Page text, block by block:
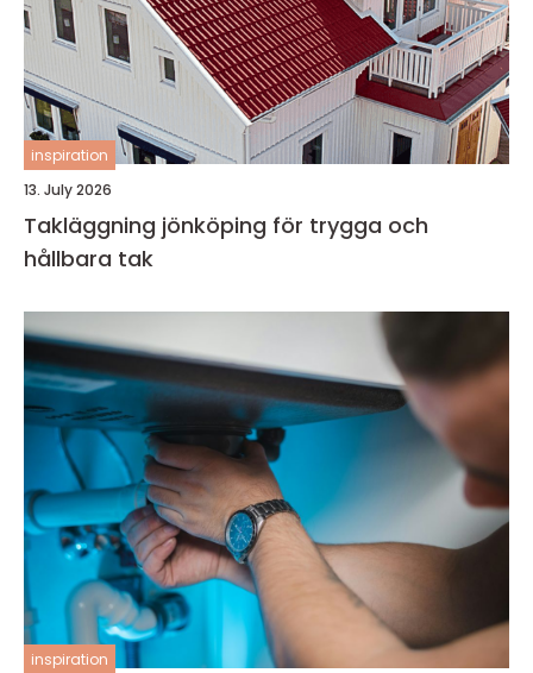
inspiration
13. July 2026
Takläggning jönköping för trygga och
hållbara tak
inspiration